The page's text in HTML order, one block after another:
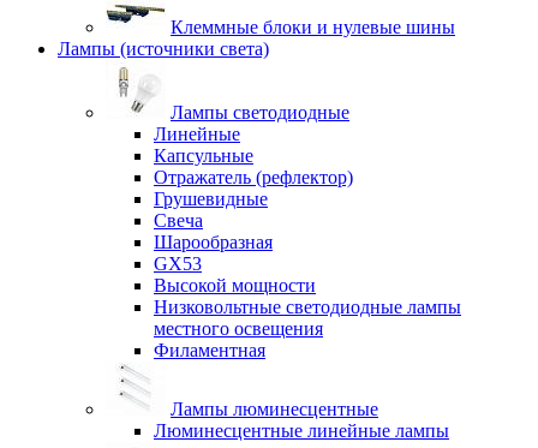
Клеммные блоки и нулевые шины
Лампы (источники света)
Лампы светодиодные
Линейные
Капсульные
Отражатель (рефлектор)
Грушевидные
Свеча
Шарообразная
GX53
Высокой мощности
Низковольтные светодиодные лампы
местного освещения
Филаментная
Лампы люминесцентные
Люминесцентные линейные лампы